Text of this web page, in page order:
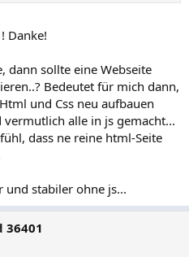
!^443$
vollständig. Wenn ich nach
Webseite betrete kann ich
nichts. Den Kontakt-
Absenden ein
Alles andere ist
Danke!
dann sollte eine Webseite
Bedeutet für mich dann,
und Css neu aufbauen
alle in js gemacht...
dass ne reine html-Seite
und stabiler ohne js...
36401